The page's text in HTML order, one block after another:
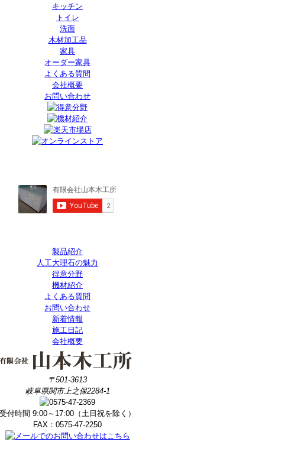
キッチン
トイレ
洗面
木材加工品
家具
オーダー家具
よくある質問
会社概要
お問い合わせ
製品紹介
人工大理石の魅力
得意分野
機材紹介
よくある質問
お問い合わせ
新着情報
施工日記
会社概要
〒501-3613
岐阜県関市上之保2284-1
受付時間 9:00～17:00（土日祝を除く）
FAX：0575-47-2250